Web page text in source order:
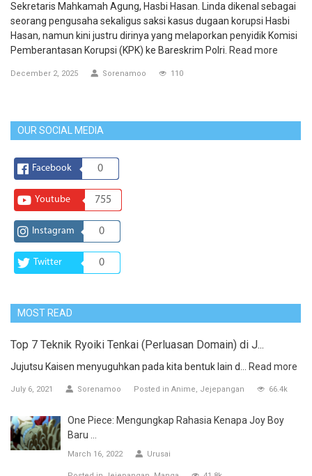
Sekretaris Mahkamah Agung, Hasbi Hasan. Linda dikenal sebagai
seorang pengusaha sekaligus saksi kasus dugaan korupsi Hasbi
Hasan, namun kini justru dirinya yang melaporkan penyidik Komisi
Pemberantasan Korupsi (KPK) ke Bareskrim Polri. Read more
December 2, 2025 Sorenamoo 110
OUR SOCIAL MEDIA
Facebook 0
Youtube 755
Instagram 0
Twitter 0
MOST READ
Top 7 Teknik Ryoiki Tenkai (Perluasan Domain) di J...
Jujutsu Kaisen menyuguhkan pada kita bentuk lain d... Read more
July 6, 2021 Sorenamoo Posted in Anime Jejepangan 66.4k
One Piece: Mengungkap Rahasia Kenapa Joy Boy
Baru ...
March 16, 2022 Urusai